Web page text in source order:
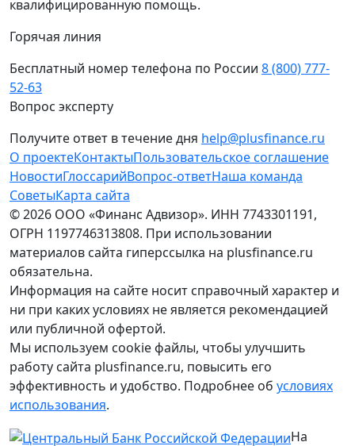
квалифицированную помощь.
Горячая линия
Бесплатный номер телефона по России 8 (800) 777-
52-63
Вопрос эксперту
Получите ответ в течение дня help@plusfinance.ru
О проектеКонтактыПользовательское соглашение
НовостиГлоссарийВопрос-ответНаша команда
СоветыКарта сайта
© 2026 ООО «Финанс Адвизор». ИНН 7743301191,
ОГРН 1197746313808. При использовании
материалов сайта гиперссылка на plusfinance.ru
обязательна.
Информация на сайте носит справочный характер и
ни при каких условиях не является рекомендацией
или публичной офертой.
Мы используем cookie файлы, чтобы улучшить
работу сайта plusfinance.ru, повысить его
эффективность и удобство. Подробнее об условиях
использования.
На